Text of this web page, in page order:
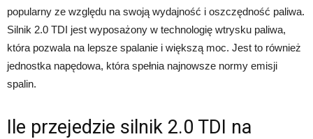
popularny ze względu na swoją wydajność i oszczędność paliwa.
Silnik 2.0 TDI jest wyposażony w technologię wtrysku paliwa,
która pozwala na lepsze spalanie i większą moc. Jest to również
jednostka napędowa, która spełnia najnowsze normy emisji
spalin.
Ile przejedzie silnik 2.0 TDI na